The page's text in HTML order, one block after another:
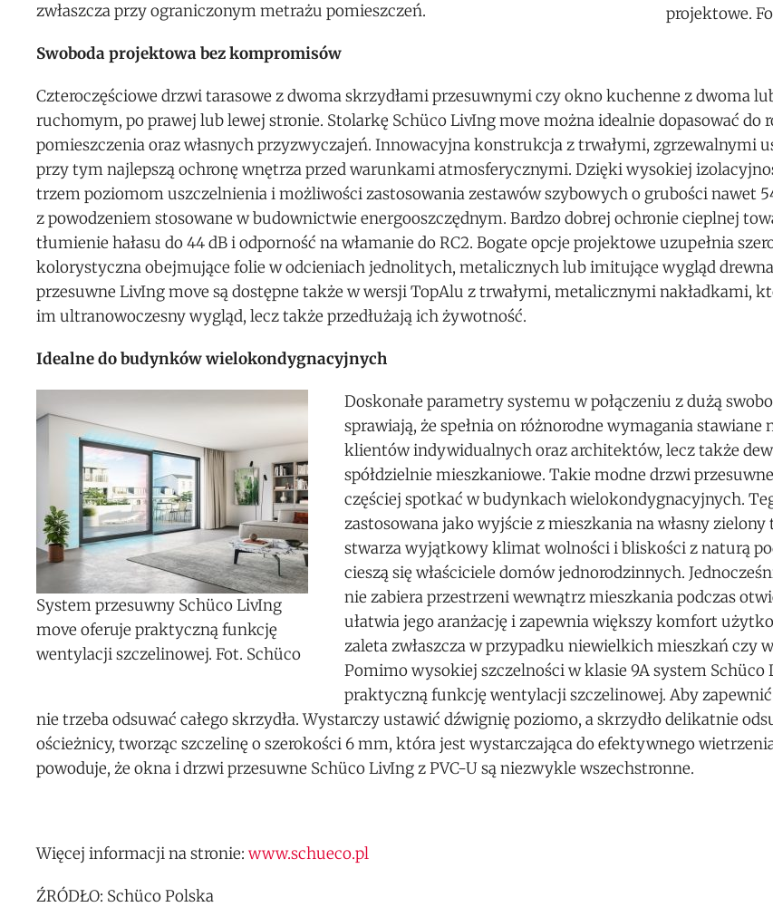
projektowe.
zwłaszcza przy ograniczonym metrażu pomieszczeń.
Swoboda projektowa bez kompromisów
Czteroczęściowe drzwi tarasowe z dwoma skrzydłami przesuwnymi czy okno kuchenne z dwoma
ruchomym, po prawej lub lewej stronie. Stolarkę Schüco LivIng move można idealnie dopasować do
pomieszczenia oraz własnych przyzwyczajeń. Innowacyjna konstrukcja z trwałymi, zgrzewalnymi
przy tym najlepszą ochronę wnętrza przed warunkami atmosferycznymi. Dzięki wysokiej
trzem poziomom uszczelnienia i możliwości zastosowania zestawów szybowych o grubości nawet
z powodzeniem stosowane w budownictwie energooszczędnym. Bardzo dobrej ochronie cieplnej
tłumienie hałasu do 44 dB i odporność na włamanie do RC2. Bogate opcje projektowe uzupełnia
kolorystyczna obejmujące folie w odcieniach jednolitych, metalicznych lub imitujące wygląd
przesuwne LivIng move są dostępne także w wersji TopAlu z trwałymi, metalicznymi nakładkami,
im ultranowoczesny wygląd, lecz także przedłużają ich żywotność.
Idealne do budynków wielokondygnacyjnych
System przesuwny Schüco LivIng
move oferuje praktyczną funkcję
wentylacji szczelinowej. Fot. Schüco
Doskonałe parametry systemu w połączeniu z dużą
sprawiają, że spełnia on różnorodne wymagania stawiane
klientów indywidualnych oraz architektów, lecz także
spółdzielnie mieszkaniowe. Takie modne drzwi
częściej spotkać w budynkach wielokondygnacyjnych.
zastosowana jako wyjście z mieszkania na własny
stwarza wyjątkowy klimat wolności i bliskości z naturą
cieszą się właściciele domów jednorodzinnych.
nie zabiera przestrzeni wewnątrz mieszkania podczas
ułatwia jego aranżację i zapewnia większy komfort
zaleta zwłaszcza w przypadku niewielkich mieszkań czy
Pomimo wysokiej szczelności w klasie 9A system Schüco
praktyczną funkcję wentylacji szczelinowej. Aby
nie trzeba odsuwać całego skrzydła. Wystarczy ustawić dźwignię poziomo, a skrzydło delikatnie
ościeżnicy, tworząc szczelinę o szerokości 6 mm, która jest wystarczająca do efektywnego
powoduje, że okna i drzwi przesuwne Schüco LivIng z PVC-U są niezwykle wszechstronne.
Więcej informacji na stronie: www.schueco.pl
ŹRÓDŁO: Schüco Polska